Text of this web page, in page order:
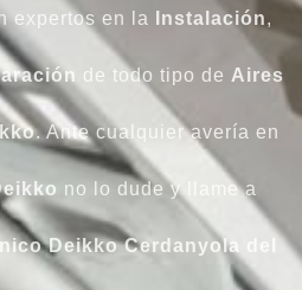
expertos en la Instalación,
de todo tipo de Aires
. Ante cualquier avería en
no lo dude y llame a
Deikko Cerdanyola del